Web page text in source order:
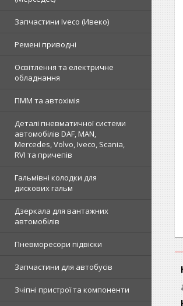
Запчастини Iveco (Ивеко)
Ремені приводні
Освітлення та електричне
обладнання
ПММ та автохімія
Деталі пневматичної системи
автомобілів DAF, MAN,
Mercedes, Volvo, Iveco, Scania,
RVI та причепів
Гальмівні колодки для
дискових гальм
Дзеркала для вантажних
автомобілів
Пневморесори підвіски
Запчастини для автобусів
Зчіпні пристрої та компоненти